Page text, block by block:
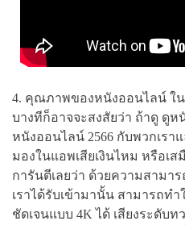
4. คุณภาพของหนังออนไลน์ ใ
บางทีก็อาจจะสงสัยว่า ถ้าดู ดูห
หนังออนไลน์ 2566 กับพวกเรา
มองในแอพเสียเงินไหม หรือเ
การันตีเลยว่า ด้วยความสามา
เราได้รับเข้ามานั้น สามารถท
ชัดเจนแบบ 4K ได้ เสียงระดับท